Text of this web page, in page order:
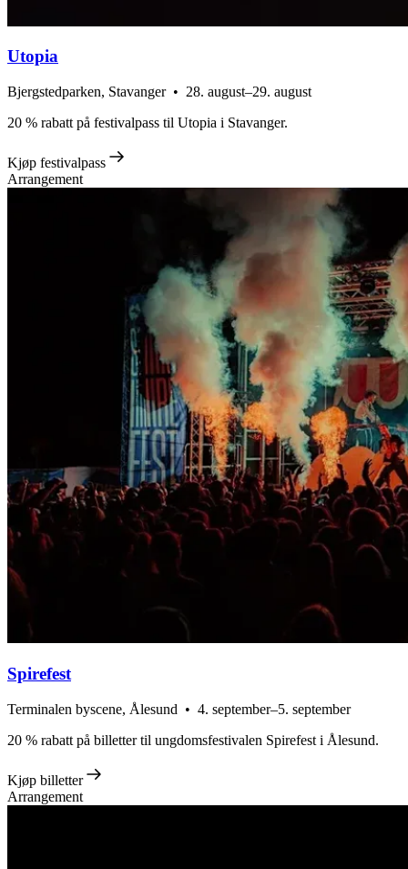
Utopia
Bjergstedparken, Stavanger • 28. august–29. august
20 % rabatt på festivalpass til Utopia i Stavanger.
Kjøp festivalpass
Arrangement
Spirefest
Terminalen byscene, Ålesund • 4. september–5. september
20 % rabatt på billetter til ungdomsfestivalen Spirefest i Ålesund.
Kjøp billetter
Arrangement